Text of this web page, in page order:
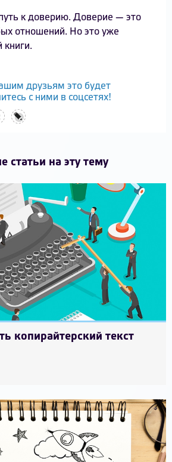
к доверию. Доверие — это
отношений. Но это уже
книги.
друзьям это будет
с ними в соцсетях!
статьи на эту тему
копирайтерский текст